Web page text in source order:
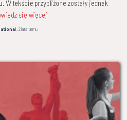
W tekście przybliżone zostały jednak
się więcej
,2 latatemu